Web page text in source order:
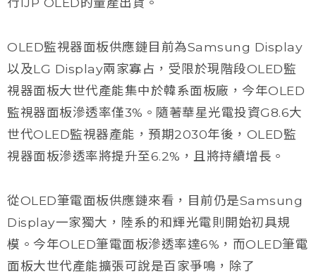
OLED監視器面板供應鏈目前為Samsung Display
以及LG Display兩家寡占，受限於現階段OLED監
視器面板大世代產能集中於韓系面板廠，今年OLED
監視器面板滲透率僅3%。隨著華星光電投資G8.6大
世代OLED監視器產能，預期2030年後，OLED監
視器面板滲透率將提升至6.2%，且將持續增長。
從OLED筆電面板供應鏈來看，目前仍是Samsung
Display一家獨大，陸系的和輝光電則開始初具規
模。今年OLED筆電面板滲透率達6%，而OLED筆電
面板大世代產能擴張可說是百家爭鳴，除了